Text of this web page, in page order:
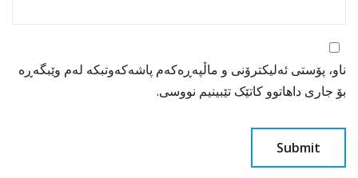
ناو، پۆستی ئەلیکترۆنی و ماڵپەڕەکەم پاشەکەوتبکە لەم وێبگەڕە
بۆ جاری داهاتوو کاتێک تێبینیم نووسی.